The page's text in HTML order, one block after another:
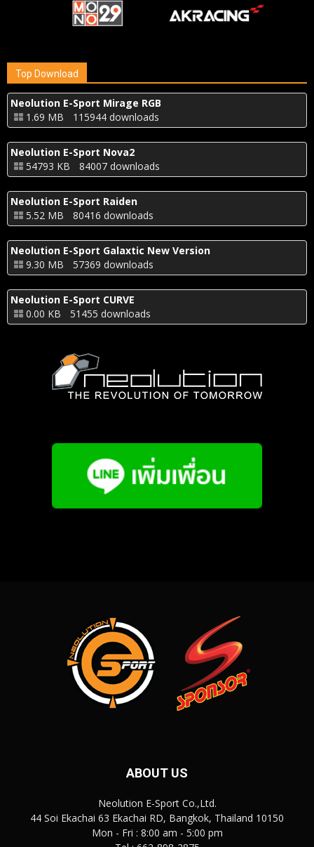
Top Download
Neolution E-Sport Mirage RGB
1.69 MB
115944 downloads
Neolution E-Sport Nova2
54793 KB
84007 downloads
Neolution E-Sport Raiden
5.52 MB
80416 downloads
Neolution E-Sport Galaxtic New Version
9.30 MB
57369 downloads
Neolution E-Sport CURVE
0.00 KB
51455 downloads
ABOUT US
Neolution E-Sport Co.,Ltd.
44 Soi Ekachai 63 Ekachai RD, Bangkok, Thailand 10150
Mon - Fri : 8:00 am - 5:00 pm